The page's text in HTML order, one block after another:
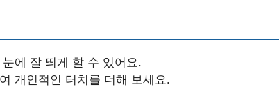
에 잘 띄게 할 수 있어요.
개인적인 터치를 더해 보세요.